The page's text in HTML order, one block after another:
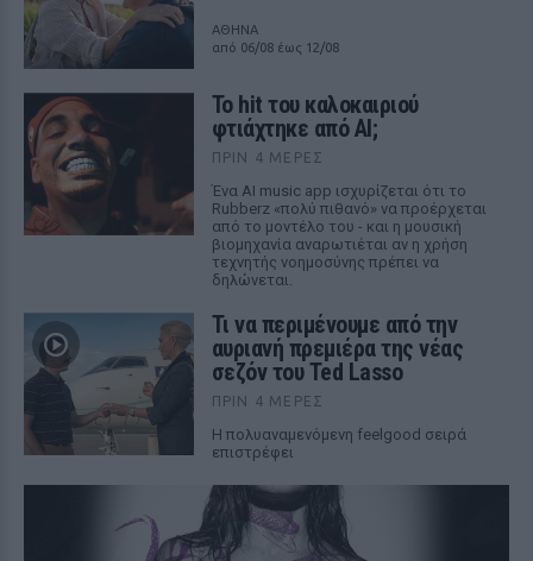
ΑΘΗΝΑ
από 06/08 έως 12/08
Το hit του καλοκαιριού
φτιάχτηκε από AI;
ΠΡΙΝ 4 ΜΈΡΕΣ
Ένα AI music app ισχυρίζεται ότι το
Rubberz «πολύ πιθανό» να προέρχεται
από το μοντέλο του - και η μουσική
βιομηχανία αναρωτιέται αν η χρήση
τεχνητής νοημοσύνης πρέπει να
δηλώνεται.
Τι να περιμένουμε από την
αυριανή πρεμιέρα της νέας
σεζόν του Ted Lasso
ΠΡΙΝ 4 ΜΈΡΕΣ
Η πολυαναμενόμενη feelgood σειρά
επιστρέφει